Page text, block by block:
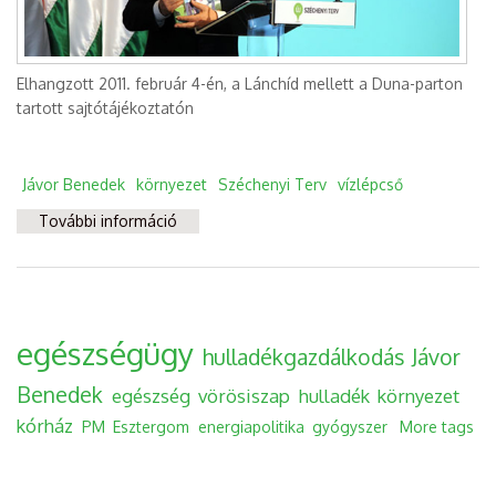
Elhangzott 2011. február 4-én, a Lánchíd mellett a Duna-parton
tartott sajtótájékoztatón
Jávor Benedek környezet Széchenyi Terv vízlépcső
További információ
egészségügy hulladékgazdálkodás Jávor
Benedek egészség vörösiszap hulladék környezet
kórház PM Esztergom energiapolitika gyógyszer More tags